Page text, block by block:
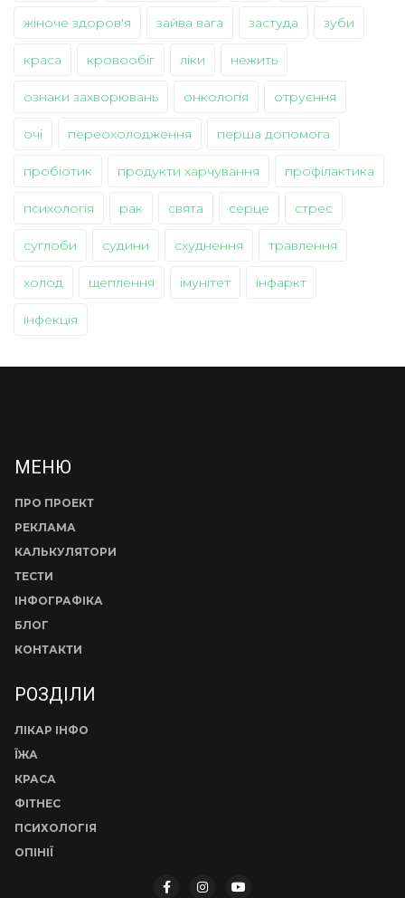
жіноче здоров'я зайва вага застуда зуби
краса кровообіг ліки нежить
ознаки захворювань онкологія отруєння
очі переохолодження перша допомога
пробіотик продукти харчування профілактика
психологія рак свята серце стрес
суглоби судини схуднення травлення
холод щеплення імунітет інфаркт
інфекція
МЕНЮ
ПРО ПРОЕКТ
РЕКЛАМА
КАЛЬКУЛЯТОРИ
ТЕСТИ
ІНФОГРАФІКА
БЛОГ
КОНТАКТИ
РОЗДІЛИ
ЛІКАР ІНФО
ЇЖА
КРАСА
ФІТНЕС
ПСИХОЛОГІЯ
ОПІНІЇ